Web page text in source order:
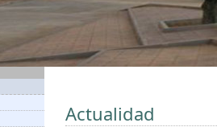
Actualidad